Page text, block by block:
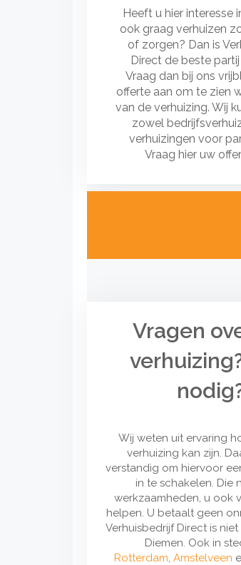
Heeft u hier interesse
ook graag verhuizen
of zorgen? Dan is
Direct de beste
Vraag dan bij ons
offerte aan om te zien
van de verhuizing. Wij
zowel
verhuizingen voor
Vraag hier uw
Vragen
Wij weten uit ervaring
verhuizing kan zijn.
verstandig om hiervoor
in te schakelen. Die
werkzaamheden, u ook
helpen. U betaalt geen
Verhuisbedrijf Direct is
Diemen. Ook in
Rotterdam,Amstelveen